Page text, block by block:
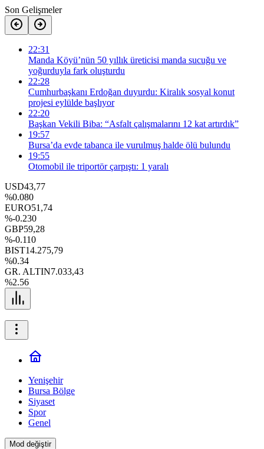
Son Gelişmeler
22:31
Manda Köyü’nün 50 yıllık üreticisi manda sucuğu ve
yoğurduyla fark oluşturdu
22:28
Cumhurbaşkanı Erdoğan duyurdu: Kiralık sosyal konut
projesi eylülde başlıyor
22:20
Başkan Vekili Biba: “Asfalt çalışmalarını 12 kat artırdık”
19:57
Bursa’da evde tabanca ile vurulmuş halde ölü bulundu
19:55
Otomobil ile triportör çarpıştı: 1 yaralı
USD43,77
%0.080
EURO51,74
%-0.230
GBP59,28
%-0.110
BIST14.275,79
%0.34
GR. ALTIN7.033,43
%2.56
Yenişehir
Bursa Bölge
Siyaset
Spor
Genel
Mod değiştir